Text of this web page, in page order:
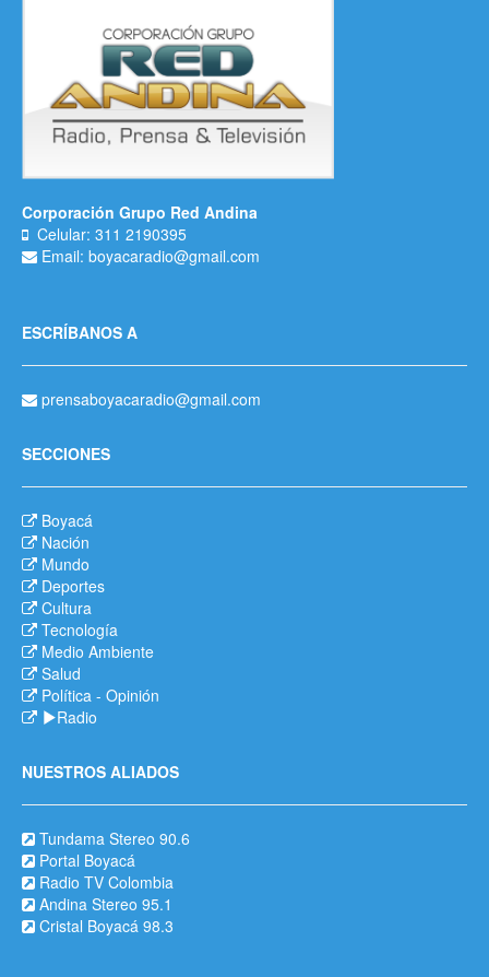
Corporación Grupo Red Andina
Celular: 311 2190395
Email: boyacaradio@gmail.com
ESCRÍBANOS A
prensaboyacaradio@gmail.com
SECCIONES
Boyacá
Nación
Mundo
Deportes
Cultura
Tecnología
Medio Ambiente
Salud
Política - Opinión
Radio
NUESTROS ALIADOS
Tundama Stereo 90.6
Portal Boyacá
Radio TV Colombia
Andina Stereo 95.1
Cristal Boyacá 98.3